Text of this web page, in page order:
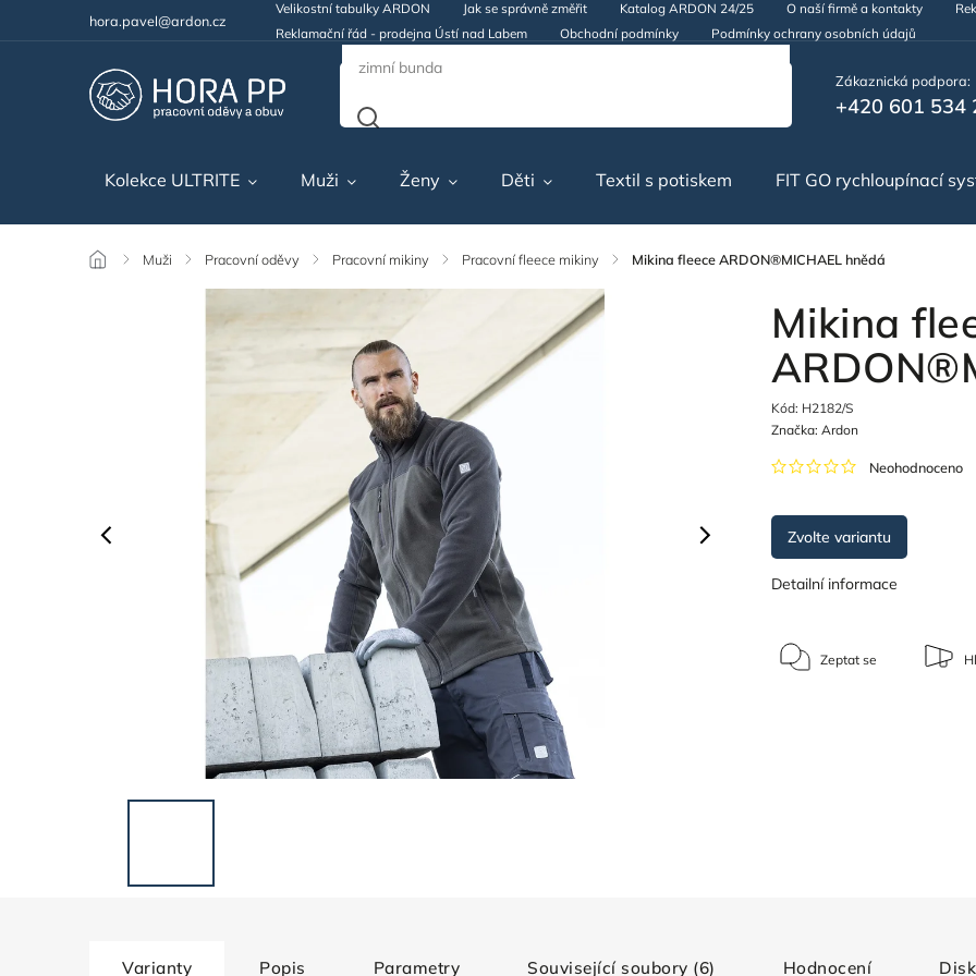
hora.pavel@ardon.cz
Velikostní tabulky ARDON Jak se správně změřit Katalog ARDON 24/25 O naší firmě a kontakty
Reklamační řád - prodejna Ústí nad Labem
Obchodní podmínky Podmínky ochrany osobních údajů
Zákaznická podpora:
+420 601 534
Kolekce ULTRITE Muži Ženy Děti Textil s potiskem FIT GO rychloupínací
/ Muži / Pracovní oděvy / Pracovní mikiny / Pracovní fleece mikiny / Mikina fleece ARDON®MICHAEL hnědá
Mikina
Kód: H2182/S
Neohodnoceno
Značka: Ardon
Zvolte variantu
Detailní informace
Zeptat se
Varianty Popis Parametry Související soubory (6) Hodnocení